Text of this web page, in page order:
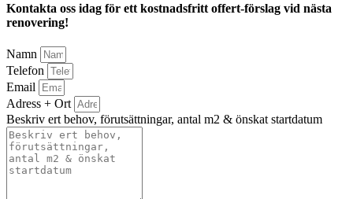
Kontakta oss idag för ett kostnadsfritt offert-förslag vid nästa
renovering!
Namn
Telefon
Email
Adress + Ort
Beskriv ert behov, förutsättningar, antal m2 & önskat startdatum